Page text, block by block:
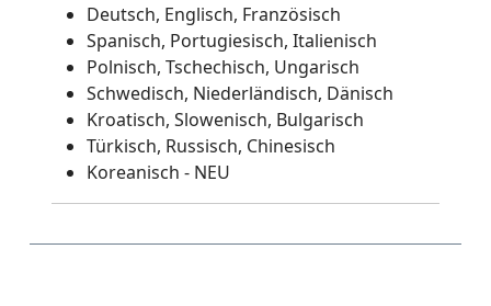
Deutsch, Englisch, Französisch
Spanisch, Portugiesisch, Italienisch
Polnisch, Tschechisch, Ungarisch
Schwedisch, Niederländisch, Dänisch
Kroatisch, Slowenisch, Bulgarisch
Türkisch, Russisch, Chinesisch
Koreanisch - NEU